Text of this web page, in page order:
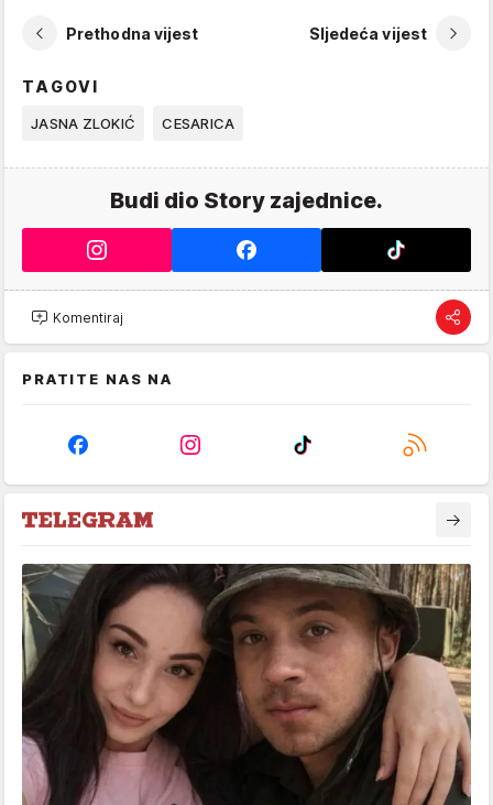
Prethodna vijest Sljedeća vijest
TAGOVI
JASNA ZLOKIĆ CESARICA
Budi dio Story zajednice.
Komentiraj
PRATITE NAS NA